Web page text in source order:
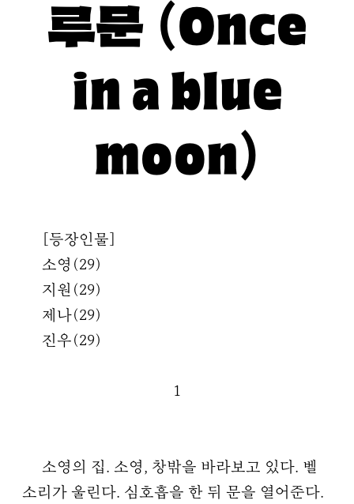
루문 (Once
in a blue
moon)
[등장인물]
소영(29)
지원(29)
제나(29)
진우(29)
1
소영의 집. 소영, 창밖을 바라보고 있다. 벨
소리가 울린다. 심호흡을 한 뒤 문을 열어준다.